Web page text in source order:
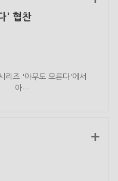
' 협찬
즈 '아무도 모른다'에서
요. 아…